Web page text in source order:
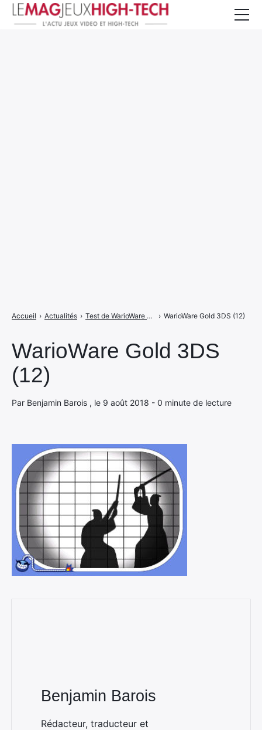
WarioWare Gold 3DS
(12)
Par Benjamin Barois , le 9 août 2018 - 0 minute de lecture
Accueil › Actualités › Test de WarioWare Gold : les jeux de mains du vilain sur 3DS › WarioWare Gold 3DS (12)
Benjamin Barois
Rédacteur, traducteur et